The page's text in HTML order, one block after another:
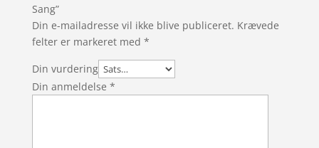
Sang”
Din e-mailadresse vil ikke blive publiceret. Krævede
felter er markeret med *
Din vurdering
Din anmeldelse *